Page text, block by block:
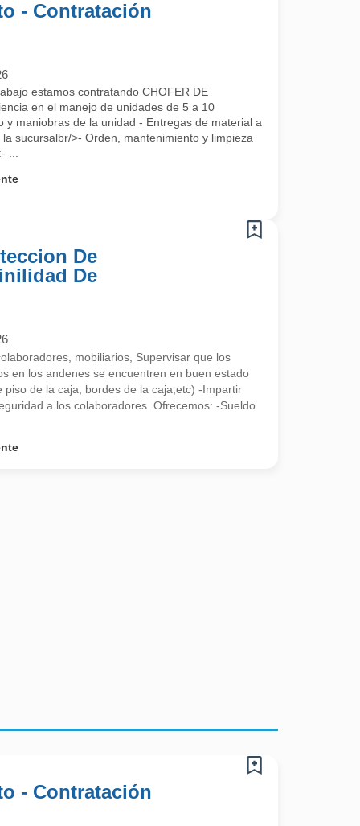
- Contratación
estamos contratando CHOFER DE
en el manejo de unidades de 5 a 10
y maniobras de la unidad - Entregas de material a
sucursalbr/>- Orden, mantenimiento y limpieza
...
De
De
mobiliarios, Supervisar que los
en los andenes se encuentren en buen estado
piso de la caja, bordes de la caja,etc) -Impartir
a los colaboradores. Ofrecemos: -Sueldo
a nivel nacional y más de 40,000 colaboradores, te invita a
- Contratación